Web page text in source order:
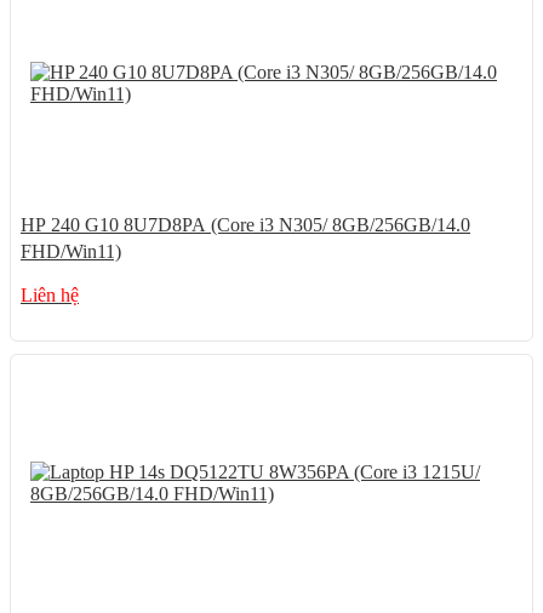
HP 240 G10 8U7D8PA (Core i3 N305/ 8GB/256GB/14.0
FHD/Win11)
Liên hệ